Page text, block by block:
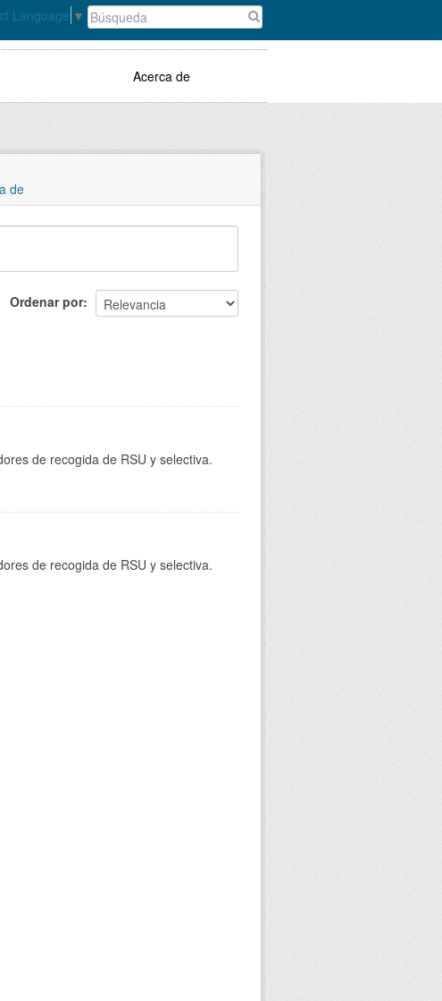
Language ▼
Acerca de
de
Ordenar por
de recogida de RSU y selectiva.
de recogida de RSU y selectiva.